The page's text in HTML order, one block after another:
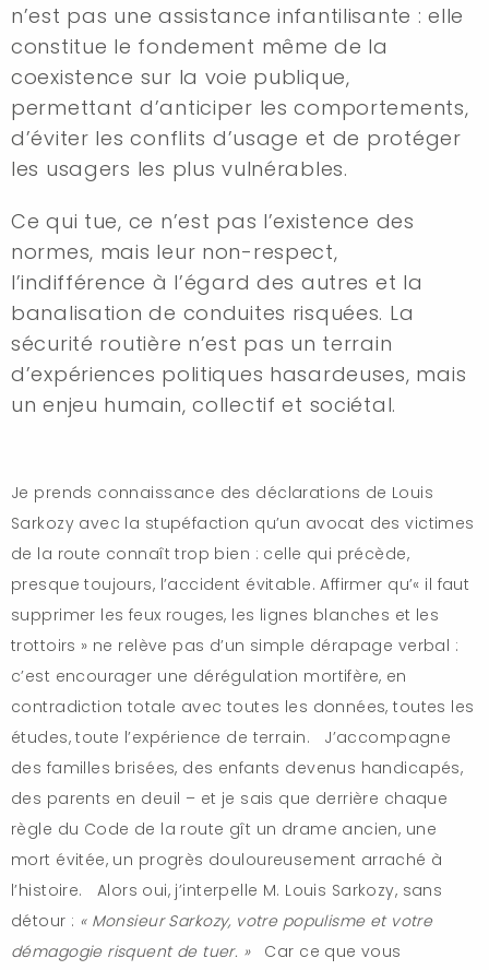
n’est pas une assistance infantilisante : elle
constitue le fondement même de la
coexistence sur la voie publique,
permettant d’anticiper les comportements,
d’éviter les conflits d’usage et de protéger
les usagers les plus vulnérables.
Ce qui tue, ce n’est pas l’existence des
normes, mais leur non-respect,
l’indifférence à l’égard des autres et la
banalisation de conduites risquées. La
sécurité routière n’est pas un terrain
d’expériences politiques hasardeuses, mais
un enjeu humain, collectif et sociétal.
Je prends connaissance des déclarations de Louis
Sarkozy avec la stupéfaction qu’un avocat des victimes
de la route connaît trop bien : celle qui précède,
presque toujours, l’accident évitable. Affirmer qu’« il faut
supprimer les feux rouges, les lignes blanches et les
trottoirs » ne relève pas d’un simple dérapage verbal :
c’est encourager une dérégulation mortifère, en
contradiction totale avec toutes les données, toutes les
études, toute l’expérience de terrain. J’accompagne
des familles brisées, des enfants devenus handicapés,
des parents en deuil – et je sais que derrière chaque
règle du Code de la route gît un drame ancien, une
mort évitée, un progrès douloureusement arraché à
l’histoire. Alors oui, j’interpelle M. Louis Sarkozy, sans
détour : « Monsieur Sarkozy, votre populisme et votre
démagogie risquent de tuer. »
Car ce que vous